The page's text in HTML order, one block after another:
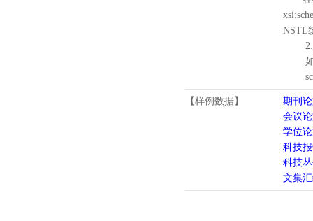
NSTL
2.
如需
【样例数据】
期刊
会议
学位
科技
科技
文集